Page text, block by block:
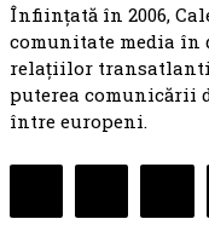
Înființată în 2006,
comunitate media în
relațiilor
puterea comunicării
între europeni.